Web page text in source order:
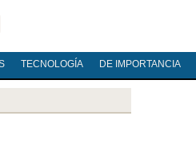
TECNOLOGÍA DE IMPORTANCIA